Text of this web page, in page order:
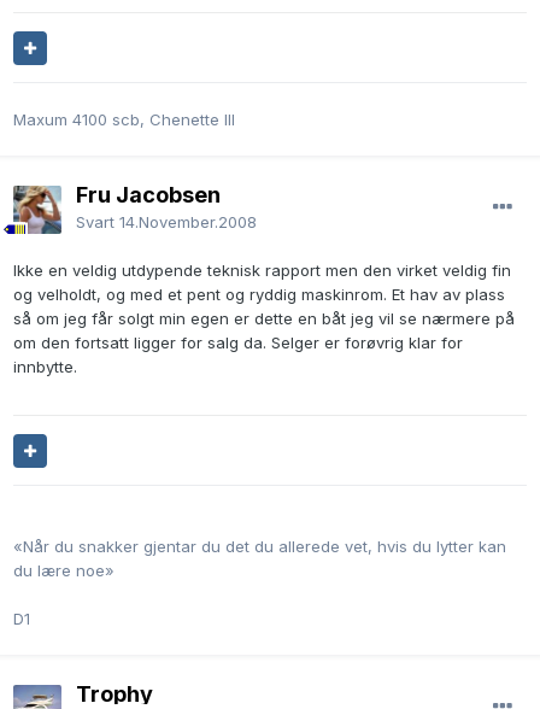
Maxum 4100 scb, Chenette III
Fru Jacobsen
Svart 14.November.2008
Ikke en veldig utdypende teknisk rapport men den virket veldig fin
og velholdt, og med et pent og ryddig maskinrom. Et hav av plass
så om jeg får solgt min egen er dette en båt jeg vil se nærmere på
om den fortsatt ligger for salg da. Selger er forøvrig klar for
innbytte.
«Når du snakker gjentar du det du allerede vet, hvis du lytter kan
du lære noe»
D1
Trophy